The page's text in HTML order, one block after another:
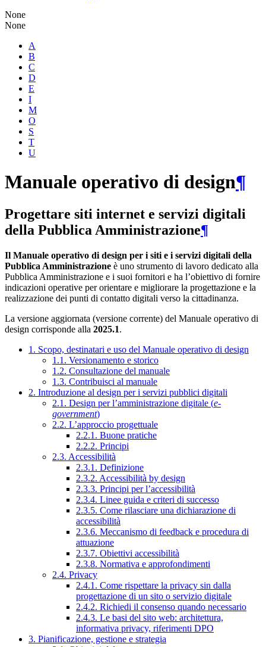
None
None
A
B
C
D
E
I
M
O
S
T
U
Manuale operativo di design¶
Progettare siti internet e servizi digitali
della Pubblica Amministrazione¶
Il Manuale operativo di design per i siti e i servizi digitali della
Pubblica Amministrazione è uno strumento di lavoro dedicato alla
Pubblica Amministrazione e i suoi fornitori e ha l’obiettivo di fornire
indicazioni operative per orientare e migliorare la progettazione e la
realizzazione dei punti di contatto digitali verso la cittadinanza.
La versione aggiornata (versione corrente) del Manuale operativo di
design corrisponde alla 2025.1.
1. Scopo, destinatari e uso del Manuale operativo di design
1.1. Versionamento e storico
1.2. Consultazione del manuale
1.3. Contribuisci al manuale
2. Introduzione al design per i servizi pubblici digitali
2.1. Design per l’amministrazione digitale (e-
government)
2.2. L’approccio progettuale
2.2.1. Buone pratiche
2.2.2. Principi
2.3. Accessibilità
2.3.1. Definizione
2.3.2. Accessibilità by design
2.3.3. Principi per l’accessibilità
2.3.4. Linee guida e criteri di successo
2.3.5. Come rilasciare una dichiarazione di
accessibilità
2.3.6. Meccanismo di feedback e procedura di
attuazione
2.3.7. Obiettivi accessibilità
2.3.8. Normativa e approfondimenti
2.4. Privacy
2.4.1. Come rispettare la privacy sin dalla
progettazione di un sito o servizio digitale
2.4.2. Richiedi il consenso quando necessario
2.4.3. Le basi del sito web: architettura,
informativa privacy, riferimenti DPO
3. Pianificazione, gestione e strategia